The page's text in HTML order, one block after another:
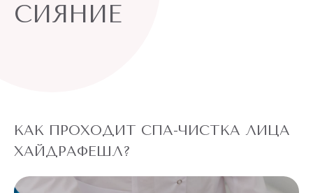
Стимуляция обновления клеток, омоложение,
специальные сыворотки и адаптировать уход
индивидуально под ваши потребности.
(HydraFacial) помогает устранить жирный блеск,
СИЯНИЕ
КАК ПРОХОДИТ СПА-ЧИСТКА ЛИЦА
ХАЙДРАФЕШЛ?